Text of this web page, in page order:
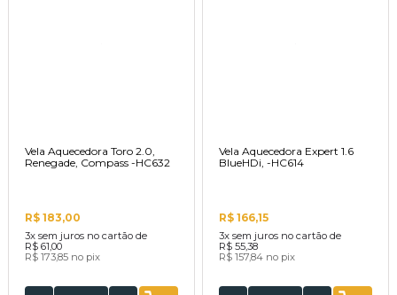
Vela Aquecedora Toro 2.0,
Renegade, Compass -HC632
R$ 183,00
3x sem juros no cartão de
R$ 61,00
R$ 173,85 no pix
Vela Aquecedora Expert 1.6
BlueHDi, -HC614
R$ 166,15
3x sem juros no cartão de
R$ 55,38
R$ 157,84 no pix